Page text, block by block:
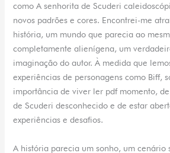
como A senhorita de Scuderi
novos padrões e cores. Encontrei-me
história, um mundo que parecia ao
completamente alienígena, um
imaginação do autor. À medida que
experiências de personagens como Biff,
importância de viver ler pdf momento,
de Scuderi desconhecido e de estar
experiências e desafios.
A história parecia um sonho, um cenário